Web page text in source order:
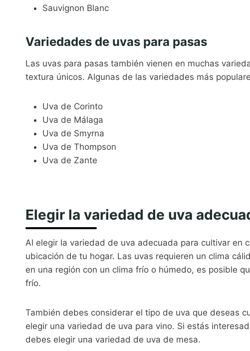
Sauvignon Blanc
Variedades de uvas para pasas
Las uvas para pasas también vienen en muchas
textura únicos. Algunas de las variedades más
Uva de Corinto
Uva de Málaga
Uva de Smyrna
Uva de Thompson
Uva de Zante
Elegir la variedad de uva
Al elegir la variedad de uva adecuada para cultivar en
ubicación de tu hogar. Las uvas requieren un clima
en una región con un clima frío o húmedo, es posible
frío.
También debes considerar el tipo de uva que deseas
elegir una variedad de uva para vino. Si estás
debes elegir una variedad de uva de mesa.